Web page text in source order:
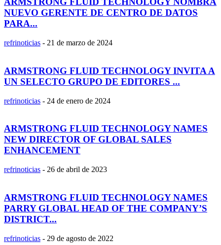
NUEVO GERENTE DE CENTRO DE DATOS
PARA...
refrinoticias - 21 de marzo de 2024
ARMSTRONG FLUID TECHNOLOGY INVITA A
UN SELECTO GRUPO DE EDITORES ...
refrinoticias - 24 de enero de 2024
ARMSTRONG FLUID TECHNOLOGY NAMES
NEW DIRECTOR OF GLOBAL SALES
ENHANCEMENT
refrinoticias - 26 de abril de 2023
ARMSTRONG FLUID TECHNOLOGY NAMES
PARRY GLOBAL HEAD OF THE COMPANY’S
DISTRICT...
refrinoticias - 29 de agosto de 2022